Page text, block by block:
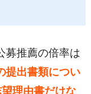
募推薦の倍率は
提出書類につい
理由書だけな